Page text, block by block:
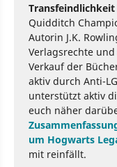
Transfeindlichkeit
Quidditch
Autorin J.K.
Verlagsrechte
Verkauf der
aktiv durch Anti-
unterstützt aktiv
euch näher
um Hogwarts
mit reinfällt.